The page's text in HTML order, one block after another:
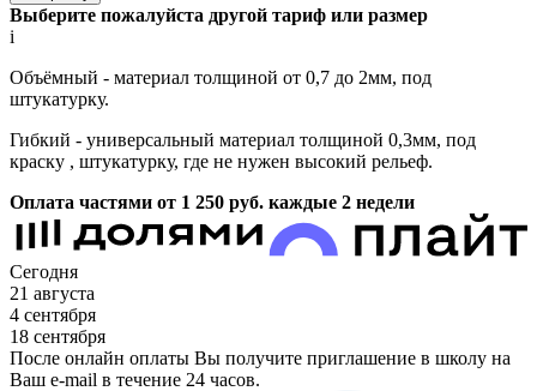
Выберите пожалуйста другой тариф или размер
i
Объёмный - материал толщиной от 0,7 до 2мм, под
штукатурку.
Гибкий - универсальный материал толщиной 0,3мм, под
краску , штукатурку, где не нужен высокий рельеф.
Оплата частями от 1 250 руб. каждые 2 недели
Сегодня
21 августа
4 сентября
18 сентября
После онлайн оплаты Вы получите приглашение в школу на
Ваш e-mail в течение 24 часов.